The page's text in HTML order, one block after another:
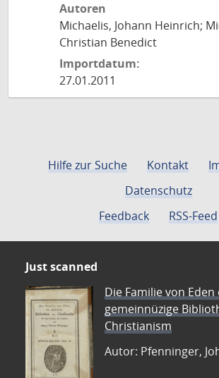
Autoren
Michaelis, Johann Heinrich;
Christian Benedict
Importdatum:
27.01.2011
Hilfe zur Suche Kontakt
Datenschutz
Feedback
RSS-Feed
Just scanned
Die Familie von
gemeinnüzige
Christianism
Autor: Pfenninger,